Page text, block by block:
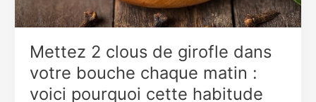
Mettez 2 clous de girofle dans
votre bouche chaque matin :
voici pourquoi cette habitude